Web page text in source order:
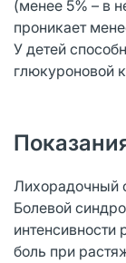
(менее 5% – в
проникает
У детей
глюкуроновой
Лихорадочный
Болевой
интенсивности
боль при